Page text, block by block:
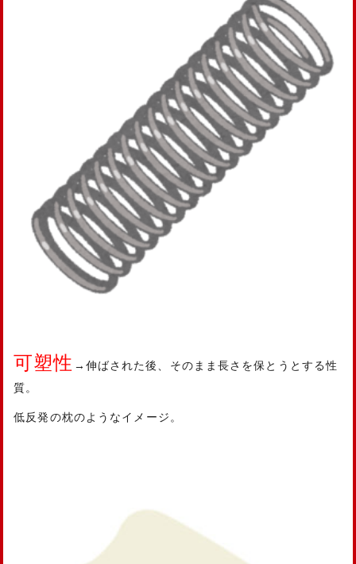
可塑性 →伸ばされた後、そのまま長さを保とうとする性
質。
低反発の枕のようなイメージ。